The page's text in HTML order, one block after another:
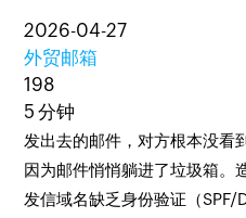
2026-04-27
外贸邮箱
198
5 分钟
发出去的邮件，对方根本没
因为邮件悄悄躺进了垃圾箱。
发信域名缺乏身份验证（